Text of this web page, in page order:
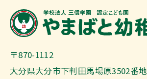
〒870-1112
大分県大分市下判田馬場原3502番地